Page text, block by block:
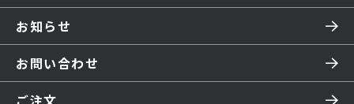
お知らせ
お問い合わせ